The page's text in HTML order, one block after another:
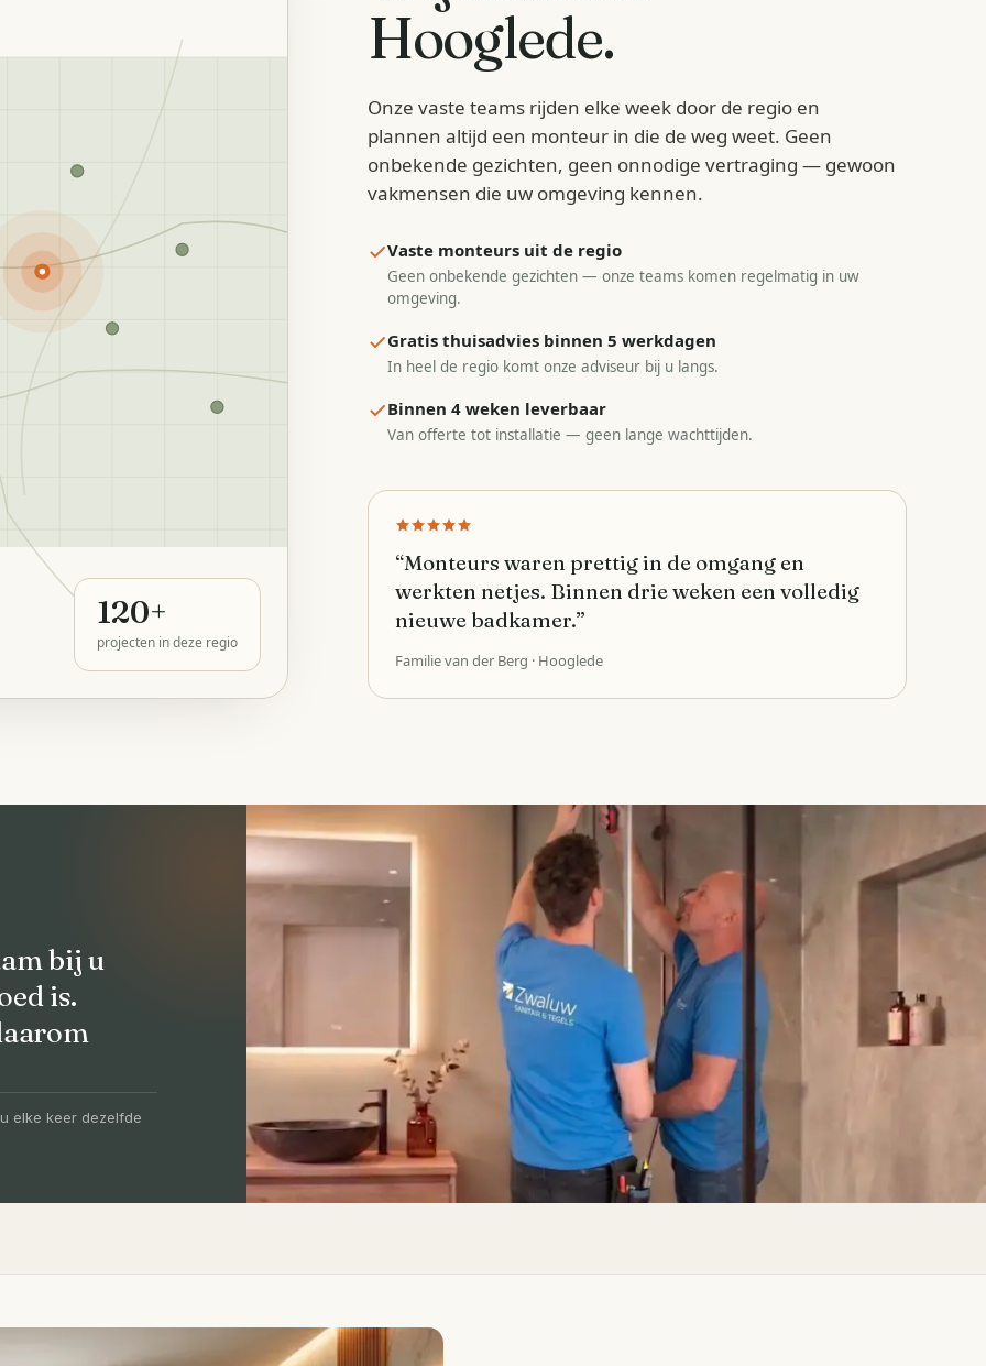
120+
projecten in deze regio
Hooglede.
Onze vaste teams rijden elke week door de regio en
plannen altijd een monteur in die de weg weet. Geen
onbekende gezichten, geen onnodige vertraging — gewoon
vakmensen die uw omgeving kennen.
Vaste monteurs uit de regio
Geen onbekende gezichten — onze teams komen regelmatig in uw
omgeving.
Gratis thuisadvies binnen 5 werkdagen
In heel de regio komt onze adviseur bij u langs.
Binnen 4 weken leverbaar
Van offerte tot installatie — geen lange wachttijden.
“Monteurs waren prettig in de omgang en
werkten netjes. Binnen drie weken een volledig
nieuwe badkamer.”
Familie van der Berg · Hooglede
bij u
is.
elke keer dezelfde
dagen